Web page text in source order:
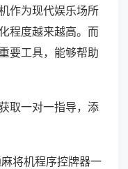
作为现代娱乐场所
程度越来越高。而
要工具，能够帮助
取一对一指导，添
将机程序控牌器一